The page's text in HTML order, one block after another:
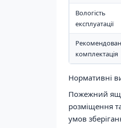
Вологість
експлуатації
комплектація
Нормативні
Пожежний
розміщення
умов